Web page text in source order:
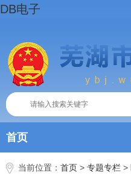
DB电子
首页
当前位置： 首页 > 专题专栏 >